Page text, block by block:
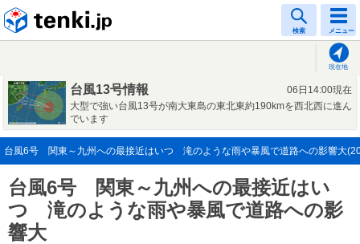
検索 メニュー
現在地
台風13号情報
06日14:00現在
大型で強い台風13号が南大東島の東北東約190kmを西北西に進ん
でいます
台風6号 関東～九州への最接近はいつ 滝のような雨や暴風で道路への影響大
台風6号 関東～九州への最接近はい
つ 滝のような雨や暴風で道路への影
響大